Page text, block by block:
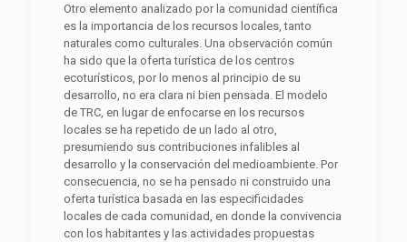
Otro elemento analizado por la comunidad científica
es la importancia de los recursos locales, tanto
naturales como culturales. Una observación común
ha sido que la oferta turística de los centros
ecoturísticos, por lo menos al principio de su
desarrollo, no era clara ni bien pensada. El modelo
de TRC, en lugar de enfocarse en los recursos
locales se ha repetido de un lado al otro,
presumiendo sus contribuciones infalibles al
desarrollo y la conservación del medioambiente. Por
consecuencia, no se ha pensado ni construido una
oferta turística basada en las especificidades
locales de cada comunidad, en donde la convivencia
con los habitantes y las actividades propuestas